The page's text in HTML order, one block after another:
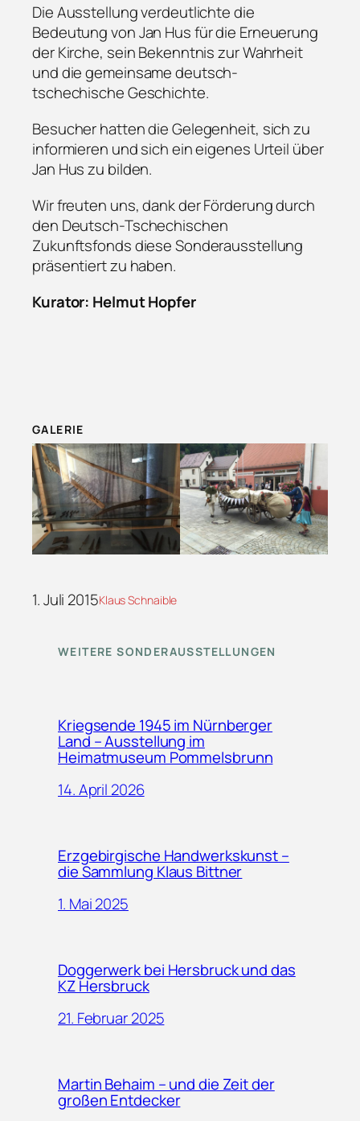
Die Ausstellung verdeutlichte die
Bedeutung von Jan Hus für die Erneuerung
der Kirche, sein Bekenntnis zur Wahrheit
und die gemeinsame deutsch-
tschechische Geschichte.
Besucher hatten die Gelegenheit, sich zu
informieren und sich ein eigenes Urteil über
Jan Hus zu bilden.
Wir freuten uns, dank der Förderung durch
den Deutsch-Tschechischen
Zukunftsfonds diese Sonderausstellung
präsentiert zu haben.
Kurator: Helmut Hopfer
GALERIE
1. Juli 2015Klaus Schnaible
WEITERE SONDERAUSSTELLUNGEN
Kriegsende 1945 im Nürnberger
Land – Ausstellung im
Heimatmuseum Pommelsbrunn
14. April 2026
Erzgebirgische Handwerkskunst –
die Sammlung Klaus Bittner
1. Mai 2025
Doggerwerk bei Hersbruck und das
KZ Hersbruck
21. Februar 2025
Martin Behaim – und die Zeit der
großen Entdecker